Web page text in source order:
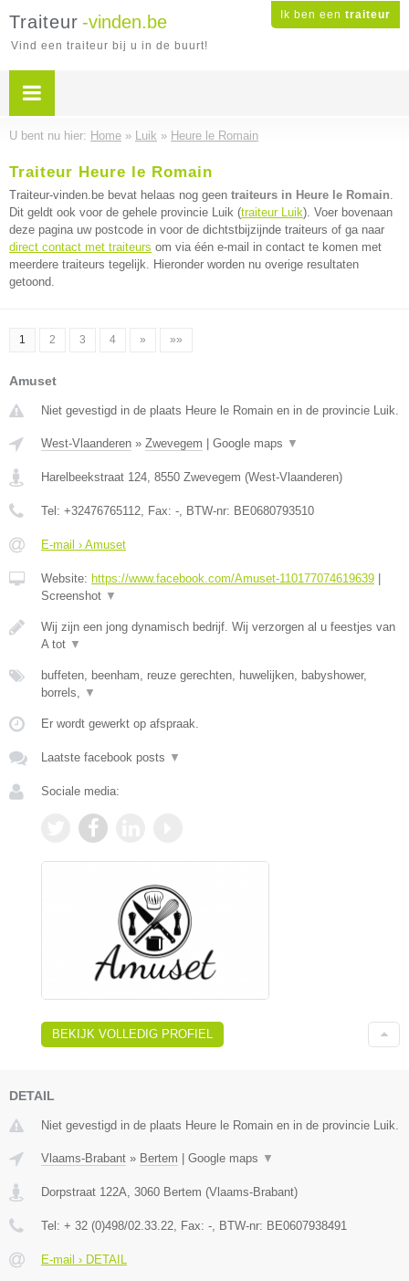
Ik ben een traiteur
Traiteur -vinden.be
Vind een traiteur bij u in de buurt!
U bent nu hier: Home » Luik » Heure le Romain
Traiteur Heure le Romain
Traiteur-vinden.be bevat helaas nog geen traiteurs in Heure le Romain.
Dit geldt ook voor de gehele provincie Luik (traiteur Luik). Voer bovenaan
deze pagina uw postcode in voor de dichtstbijzijnde traiteurs of ga naar
direct contact met traiteurs om via één e-mail in contact te komen met
meerdere traiteurs tegelijk. Hieronder worden nu overige resultaten
getoond.
1 2 3 4 » »»
Amuset
Niet gevestigd in de plaats Heure le Romain en in de provincie Luik.
West-Vlaanderen » Zwevegem Google maps ▼
Harelbeekstraat 124, 8550 Zwevegem (West-Vlaanderen)
Tel: +32476765112, Fax: -, BTW-nr: BE0680793510
E-mail › Amuset
Website: https://www.facebook.com/Amuset-110177074619639
Screenshot ▼
Wij zijn een jong dynamisch bedrijf. Wij verzorgen al u feestjes van
A tot ▼
buffeten, beenham, reuze gerechten, huwelijken, babyshower,
borrels, ▼
Er wordt gewerkt op afspraak.
Laatste facebook posts ▼
Sociale media:
BEKIJK VOLLEDIG PROFIEL
DETAIL
Niet gevestigd in de plaats Heure le Romain en in de provincie Luik.
Vlaams-Brabant » Bertem Google maps ▼
Dorpstraat 122A 3060 Bertem (Vlaams-Brabant)
Tel: + 32 (0)498/02.33.22 , Fax: - , BTW-nr: BE0607938491
E-mail › DETAIL